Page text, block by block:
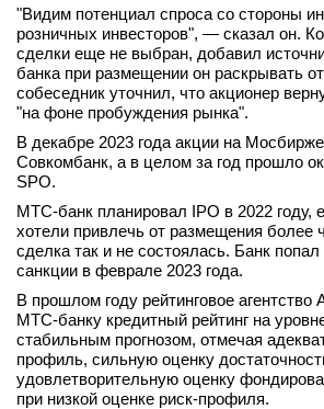
Интервью
вконтакте
телеграм
Стать автором
"Видим потенциал спроса со стороны
розничных инвесторов", — сказал он.
сделки еще не выбран, добавил
банка при размещении он раскрывать
собеседник уточнил, что акционер
"на фоне пробуждения рынка".
В декабре 2023 года акции на
Совкомбанк, а в целом за год прошло
SPO.
МТС-банк планировал IPO в 2022 году,
хотели привлечь от размещения более
сделка так и не состоялась. Банк
санкции в феврале 2023 года.
В прошлом году рейтинговое
МТС-банку кредитный рейтинг на
стабильным прогнозом, отмечая
профиль, сильную оценку
удовлетворительную оценку
при низкой оценке риск-профиля.